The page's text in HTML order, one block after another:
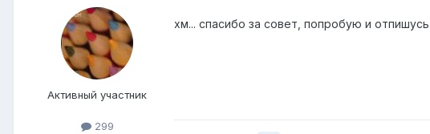
Активный участник
299
хм... спасибо за совет, попробую и отпишусь